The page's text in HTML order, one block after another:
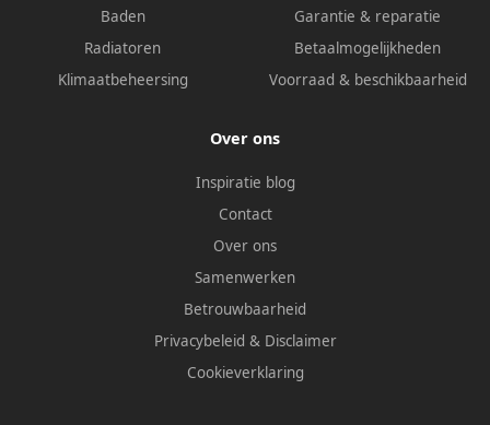
Baden
Radiatoren
Klimaatbeheersing
Garantie & reparatie
Betaalmogelijkheden
Voorraad & beschikbaarheid
Over ons
Inspiratie blog
Contact
Over ons
Samenwerken
Betrouwbaarheid
Privacybeleid & Disclaimer
Cookieverklaring